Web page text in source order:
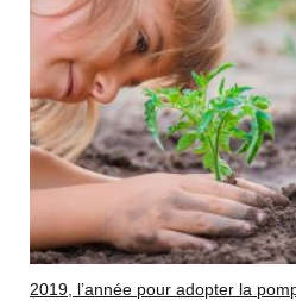
2019, l’année pour adopter la